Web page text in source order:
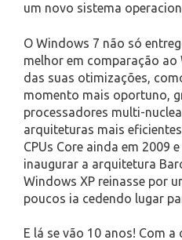
um novo sistema
O Windows 7 não só
melhor em comparação
das suas otimizações,
momento mais oportuno,
processadores multi-
arquiteturas mais
CPUs Core ainda em 2009
inaugurar a arquitetura
Windows XP reinasse por
poucos ia cedendo lugar
E lá se vão 10 anos! Com